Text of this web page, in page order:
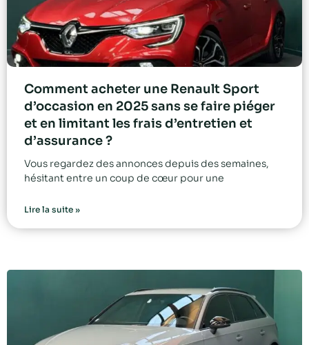
Comment acheter une Renault Sport
d’occasion en 2025 sans se faire piéger
et en limitant les frais d’entretien et
d’assurance ?
Vous regardez des annonces depuis des semaines,
hésitant entre un coup de cœur pour une
Lire la suite »